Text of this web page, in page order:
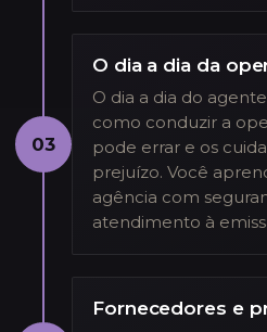
03
O dia a dia da
O dia a dia do
como conduzir a
pode errar e os
prejuízo. Você
agência com
atendimento à
Fornecedores e